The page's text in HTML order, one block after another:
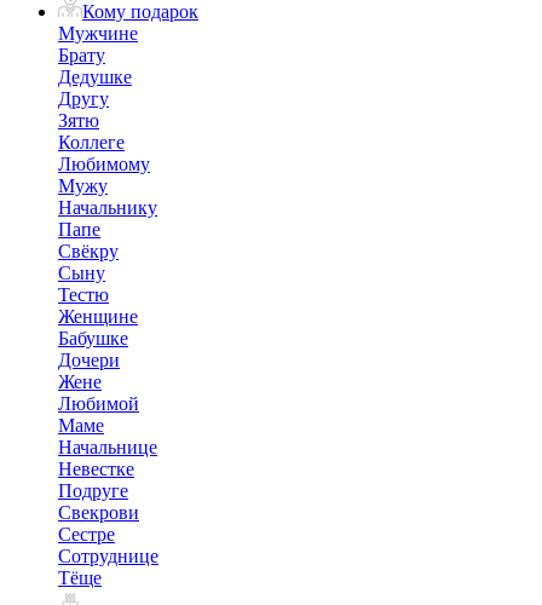
Кому подарок
Мужчине
Брату
Дедушке
Другу
Зятю
Коллеге
Любимому
Мужу
Начальнику
Папе
Свёкру
Сыну
Тестю
Женщине
Бабушке
Дочери
Жене
Любимой
Маме
Начальнице
Невестке
Подруге
Свекрови
Сестре
Сотруднице
Тёще